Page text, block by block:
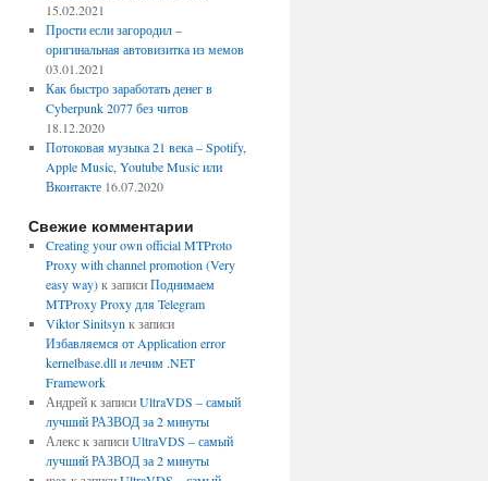
15.02.2021
Прости если загородил –
оригинальная автовизитка из мемов
03.01.2021
Как быстро заработать денег в
Cyberpunk 2077 без читов
18.12.2020
Потоковая музыка 21 века – Spotify,
Apple Music, Youtube Music или
Вконтакте 16.07.2020
Свежие комментарии
Creating your own official MTProto
Proxy with channel promotion (Very
easy way)к записиПоднимаем
MTProxy Proxy для Telegram
Viktor Sinitsyn к записи
Избавляемся от Application error
kernelbase.dll и лечим .NET
Framework
Андрейк записиUltraVDS – самый
лучший РАЗВОД за 2 минуты
Алекск записиUltraVDS – самый
лучший РАЗВОД за 2 минуты